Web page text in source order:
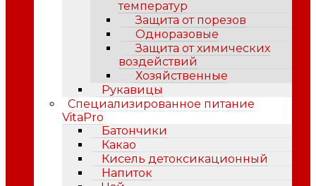
температур
Защита от порезов
Одноразовые
Защита от химических
воздействий
Хозяйственные
Рукавицы
Специализированное питание
VitaPro
Батончики
Какао
Кисель детоксикационный
Напиток